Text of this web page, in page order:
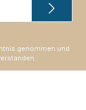
genommen und